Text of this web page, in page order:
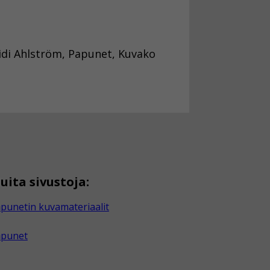
Ahlström, Papunet, Kuvako
sivustoja:
kuvamateriaalit